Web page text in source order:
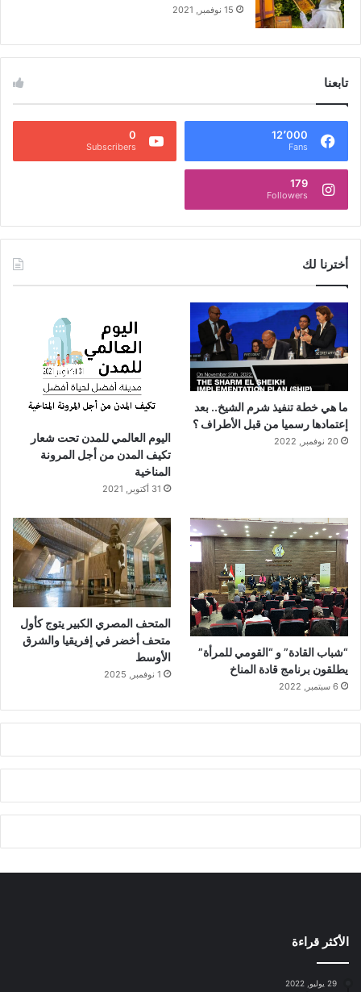
15 نوفمبر, 2021
تابعنا
12٬000
Fans
0
Subscribers
179
Followers
أخترنا لك
ما هي خطة تنفيذ شرم الشيخ.. بعد
إعتمادها رسميا من قبل الأطراف ؟
20 نوفمبر, 2022
اليوم العالمي للمدن تحت شعار
تكيف المدن من أجل المرونة
المناخية
31 أكتوبر, 2021
“شباب القادة” و “القومي للمرأة”
يطلقون برنامج قادة المناخ
6 سبتمبر, 2022
المتحف المصري الكبير يتوج كأول
متحف أخضر في إفريقيا والشرق
الأوسط
1 نوفمبر, 2025
الأكثر قراءة
29 يوليو, 2022